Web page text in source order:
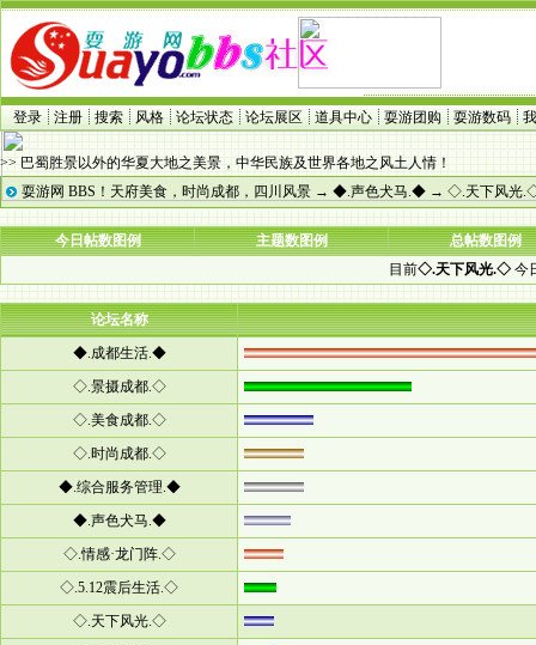
登录 注册 搜索 风格 论坛状态 论坛展区 道具中心 耍游团购 耍游数码
>> 巴蜀胜景以外的华夏大地之美景，中华民族及世界各地之风土人情！
耍游网 BBS！天府美食，时尚成都，四川风景 → ◆.声色犬马.◆ → ◇.天下风光
今日帖数图例 主题数图例
总帖数图例
目前◇.天下风光.◇今
论坛名称
◆.成都生活.◆
◇.景摄成都.◇
◇.美食成都.◇
◇.时尚成都.◇
◆.综合服务管理.◆
◆.声色犬马.◆
◇.情感·龙门阵.◇
◇.5.12震后生活.◇
◇.天下风光.◇